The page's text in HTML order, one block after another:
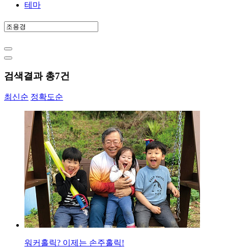
테마
검색결과 총7건
최신순 정확도순
워커홀릭? 이제는 손주홀릭!